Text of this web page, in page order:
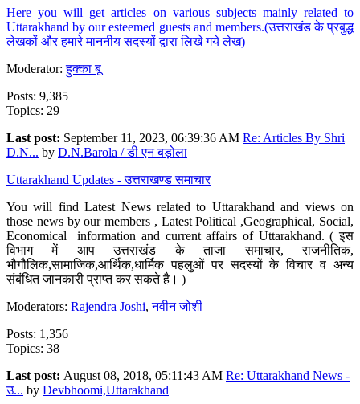
Here you will get articles on various subjects mainly related to
Uttarakhand by our esteemed guests and members.(उत्तराखंड के प्रबुद्ध
लेखकों और हमारे माननीय सदस्यों द्वारा लिखे गये लेख)
Moderator:हुक्का बू
Posts: 9,385
Topics: 29
Last post: September 11, 2023, 06:39:36 AM Re: Articles By Shri
D.N... by D.N.Barola / डी एन बड़ोला
Uttarakhand Updates - उत्तराखण्ड समाचार
You will find Latest News related to Uttarakhand and views on
those news by our members , Latest Political ,Geographical, Social,
Economical information and current affairs of Uttarakhand. ( इस
विभाग में आप उत्तराखंड के ताजा समाचार, राजनीतिक,
भौगौलिक,सामाजिक,आर्थिक,धार्मिक पहलुओं पर सदस्यों के विचार व अन्य
संबंधित जानकारी प्राप्त कर सकते है। )
Moderators: Rajendra Joshi,नवीन जोशी
Posts: 1,356
Topics: 38
Last post: August 08, 2018, 05:11:43 AM Re: Uttarakhand News -
उ... by Devbhoomi,Uttarakhand